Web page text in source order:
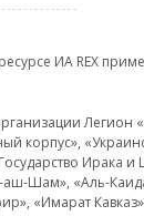
ИА REX
Легион
корпус»,
аш-Шам», «Аль-
«Имарат